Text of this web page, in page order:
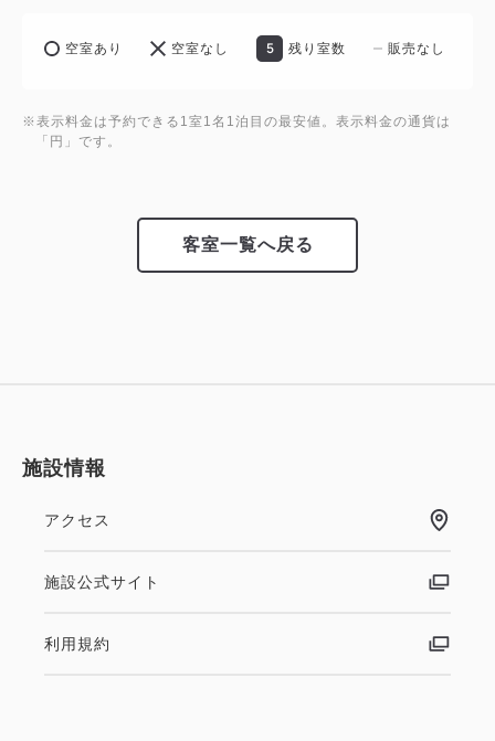
空室あり 空室なし 5 残り室数 販売なし
※表示料金は予約できる1室1名1泊目の最安値。表示料金の通貨は
「円」です。
客室一覧へ戻る
施設情報
アクセス
施設公式サイト
利用規約